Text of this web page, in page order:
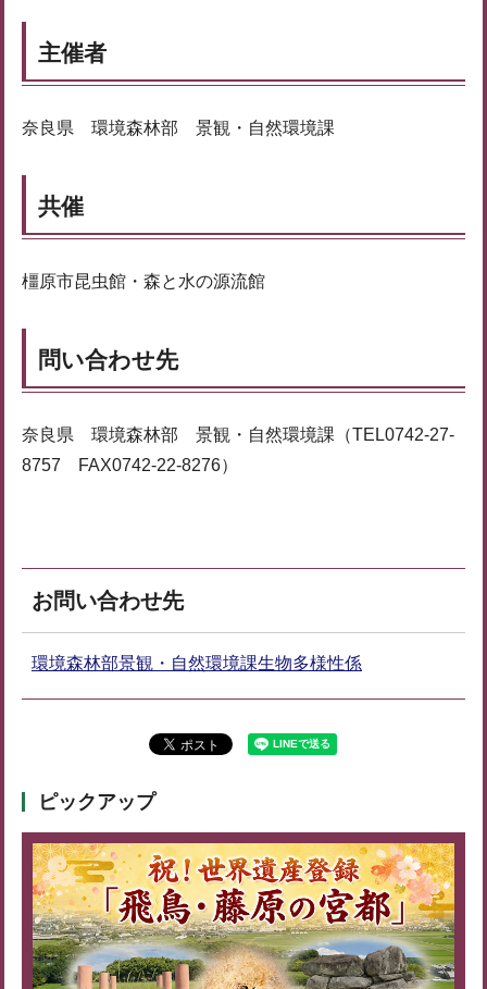
主催者
奈良県 環境森林部 景観・自然環境課
共催
橿原市昆虫館・森と水の源流館
問い合わせ先
奈良県 環境森林部 景観・自然環境課（TEL0742-27-
8757 FAX0742-22-8276）
お問い合わせ先
環境森林部景観・自然環境課生物多様性係
ピックアップ